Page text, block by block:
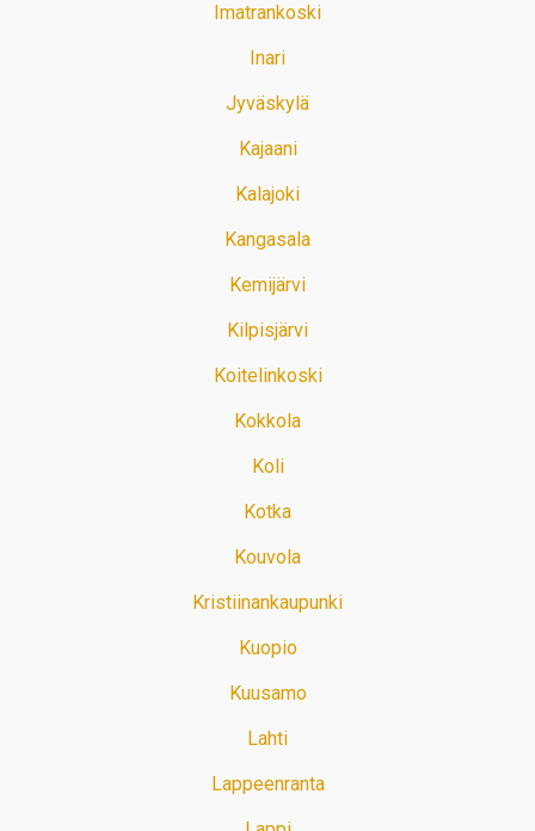
Imatrankoski
Inari
Jyväskylä
Kajaani
Kalajoki
Kangasala
Kemijärvi
Kilpisjärvi
Koitelinkoski
Kokkola
Koli
Kotka
Kouvola
Kristiinankaupunki
Kuopio
Kuusamo
Lahti
Lappeenranta